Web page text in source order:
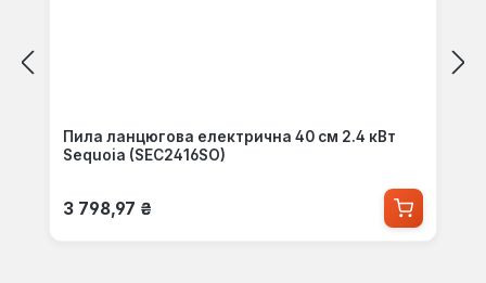
Пила ланцюгова електрична 40 см 2.4 кВт
Sequoia (SEC2416SO)
Звичайна ціна:
3 798,97 ₴